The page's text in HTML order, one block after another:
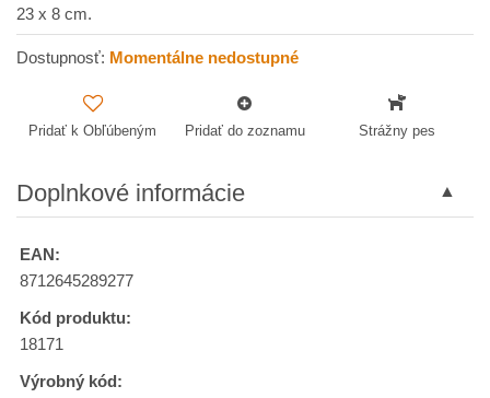
23 x 8 cm.
Dostupnosť: Momentálne nedostupné
Pridať k Obľúbeným Pridať do zoznamu Strážny pes
Doplnkové informácie
EAN:
8712645289277
Kód produktu:
18171
Výrobný kód: